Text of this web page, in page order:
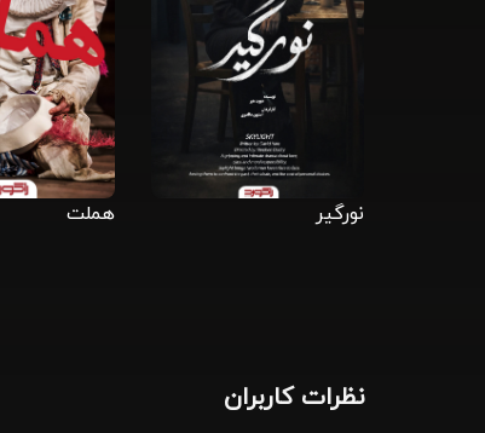
نورگیر هملت
نظرات کاربران